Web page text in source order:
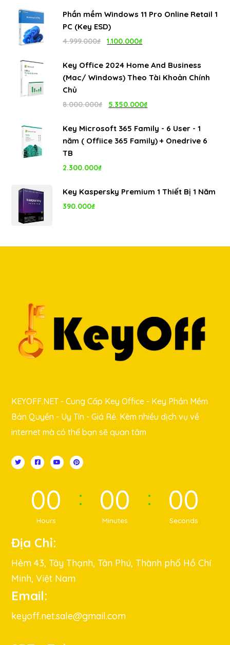
là:
tại
Phần mềm Windows 11 Pro Online Retail 1
PC (Key ESD)
4.999.000₫
Giá
là:
1.100.000₫
tại
1.100.000₫.
Key Office 2024 Home And Business
(Mac/ Windows) Theo Tài Khoản Chính
Chủ
8.000.000₫
Giá
là:
5.350.000₫
tại
Key Microsoft 365 Family - 6 User - 1
năm ( Offiice 365 Family) + Onedrive 6
TB
2.300.000₫
Key Kaspersky Premium 1 Thiết Bị 1 Năm
390.000₫
KEYOFF.NET - Cung Cấp Key Office - Key Phần Mềm
Bản Quyền - Uy Tín - Giá Rẻ. Kèm nhiều dịch vụ về
internet mà có thể bạn sẽ quan tâm
00
Hours
00
Minutes
00
Seconds
Địa Chỉ:
Hẻm 43, Tây Thạnh, Tân Phú, Thành phố Hồ Chí
Minh, Việt Nam
Email:
keyoff.net.sale@gmail.com